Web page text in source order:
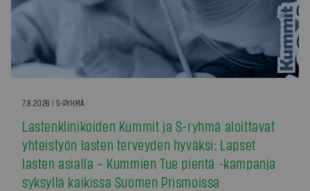
7.8.2026 | S-RYHMÄ
Lastenklinikoiden Kummit ja S-ryhmä aloittavat
yhteistyön lasten terveyden hyväksi: Lapset
lasten asialla – Kummien Tue pientä -kampanja
syksyllä kaikissa Suomen Prismoissa